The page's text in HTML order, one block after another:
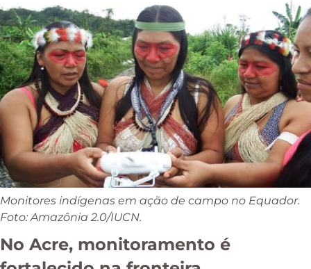
Monitores indígenas em ação de campo no Equador.
Foto: Amazônia 2.0/IUCN.
No Acre, monitoramento é